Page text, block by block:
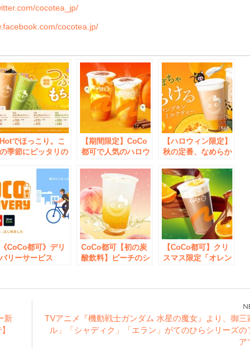
cocotea_jp/
cocotea.jp/
Hotでほっこり。こ
の季節にピッタリの
ト・ほうじ茶・抹茶
の3種類が仲間入
り！
【期間限定】CoCo
都可で人気のハロウ
も復刻！
【ハロウィン限定】
秋の定番、なめらか
リンクが登場！
《CoCo都可》デリ
バリーサービス
CoCo都可【初の炭
酸飲料】ピーチのシ
ーチソーダ」新発売
【CoCo都可】クリ
スマス限定「オレン
新
TVアニメ『機動戦士ガンダム 水星の魔女』より、御三
ル」「シャディク」「エラン」がてのひらシリーズの
ア